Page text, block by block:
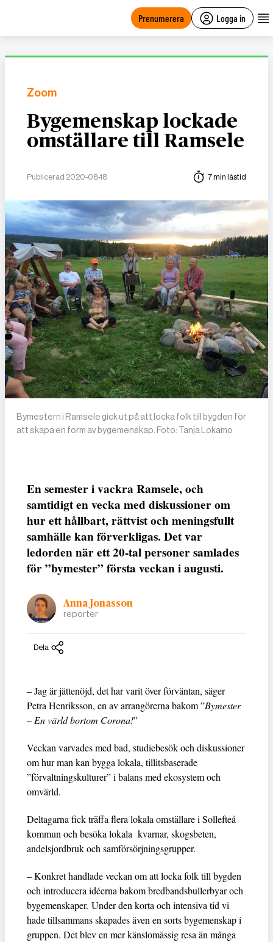
Prenumerera Logga in
Zoom
Bygemenskap lockade
omställare till Ramsele
Publicerad 2020-08-18 7 min lästid
Bymestern i Ramsele gick ut på att locka folk till bygden för
att skapa en form av bygemenskap. Foto: Tanja Lokamo
En semester i vackra Ramsele, och
samtidigt en vecka med diskussioner om
hur ett hållbart, rättvist och meningsfullt
samhälle kan förverkligas. Det var
ledorden när ett 20-tal personer samlades
för ”bymester” första veckan i augusti.
Anna Jonasson
reporter
Dela
– Jag är jättenöjd, det har varit över förväntan, säger
Petra Henriksson, en av arrangörerna bakom ”Bymester
– En värld bortom Corona!”
Veckan varvades med bad, studiebesök och diskussioner
om hur man kan bygga lokala, tillitsbaserade
”förvaltningskulturer” i balans med ekosystem och
omvärld.
Deltagarna fick träffa flera lokala omställare i Sollefteå
kommun och besöka lokala kvarnar, skogsbeten,
andelsjordbruk och samförsörjningsgrupper.
– Konkret handlade veckan om att locka folk till bygden
och introducera idéerna bakom bredbandsbullerbyar och
bygemenskaper. Under den korta och intensiva tid vi
hade tillsammans skapades även en sorts bygemenskap i
gruppen. Det blev en mer känslomässig resa än många